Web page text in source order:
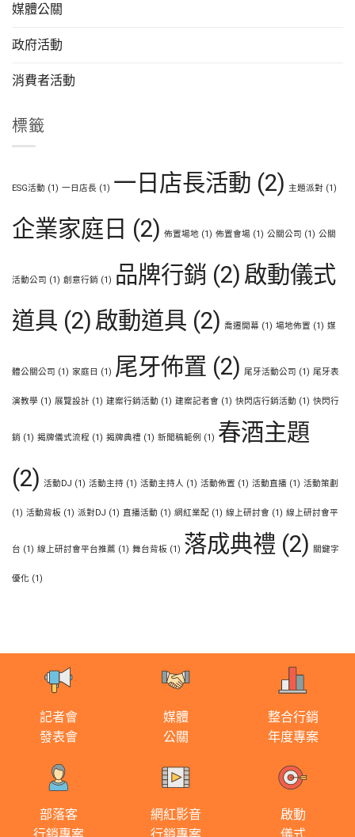
媒體公關
政府活動
消費者活動
標籤
ESG活動 (1) 一日店長 (1) 一日店長活動 (2) 主題派對 (1)
企業家庭日 (2) 佈置場地 (1) 佈置會場 (1) 公關公司 (1) 公關
活動公司 (1) 創意行銷 (1) 品牌行銷 (2) 啟動儀式
道具 (2) 啟動道具 (2) 喬遷開幕 (1) 場地佈置 (1) 媒
體公關公司 (1) 家庭日 (1) 尾牙佈置 (2) 尾牙活動公司 (1) 尾牙表
演教學 (1) 展覽設計 (1) 建案行銷活動 (1) 建案記者會 (1) 快閃店行銷活動 (1) 快閃行
銷 (1) 揭牌儀式流程 (1) 揭牌典禮 (1) 新聞稿範例 (1) 春酒主題
(2) 活動DJ (1) 活動主持 (1) 活動主持人 (1) 活動佈置 (1) 活動直播 (1) 活動策劃
(1) 活動背板 (1) 派對DJ (1) 直播活動 (1) 網紅業配 (1) 線上研討會 (1) 線上研討會平
台 (1) 線上研討會平台推薦 (1) 舞台背板 (1) 落成典禮 (2) 關鍵字
優化 (1)
記者會
發表會
媒體
公關
整合行銷
年度專案
部落客
網紅影音
啟動